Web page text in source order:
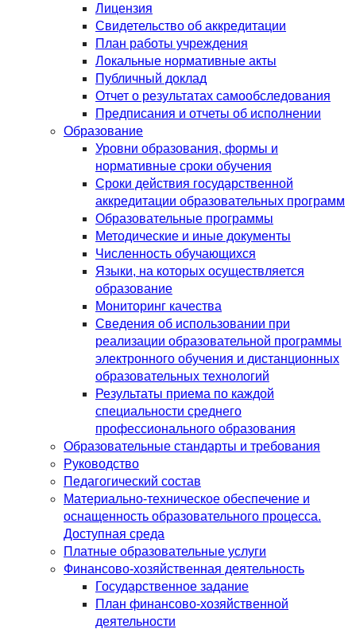
Лицензия
Свидетельство об аккредитации
План работы учреждения
Локальные нормативные акты
Публичный доклад
Отчет о результатах самообследования
Предписания и отчеты об исполнении
Образование
Уровни образования, формы и
нормативные сроки обучения
Сроки действия государственной
аккредитации образовательных программ
Образовательные программы
Методические и иные документы
Численность обучающихся
Языки, на которых осуществляется
образование
Мониторинг качества
Сведения об использовании при
реализации образовательной программы
электронного обучения и дистанционных
образовательных технологий
Результаты приема по каждой
специальности среднего
профессионального образования
Образовательные стандарты и требования
Руководство
Педагогический состав
Материально-техническое обеспечение и
оснащенность образовательного процесса.
Доступная среда
Платные образовательные услуги
Финансово-хозяйственная деятельность
Государственное задание
План финансово-хозяйственной
деятельности